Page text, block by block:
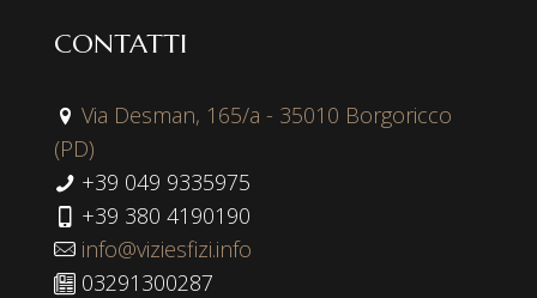
CONTATTI
Via Desman, 165/a - 35010 Borgoricco
(PD)
+39 049 9335975
+39 380 4190190
info@viziesfizi.info
03291300287